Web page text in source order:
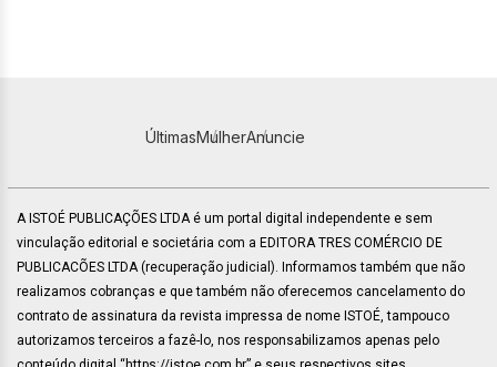
ÚltimasMulherAnuncie
A ISTOÉ PUBLICAÇÕES LTDA é um portal digital independente e sem
vinculação editorial e societária com a EDITORA TRES COMÉRCIO DE
PUBLICACÕES LTDA (recuperação judicial). Informamos também que não
realizamos cobranças e que também não oferecemos cancelamento do
contrato de assinatura da revista impressa de nome ISTOÉ, tampouco
autorizamos terceiros a fazê-lo, nos responsabilizamos apenas pelo